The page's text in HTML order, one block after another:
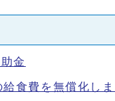
金
食費を無償化し